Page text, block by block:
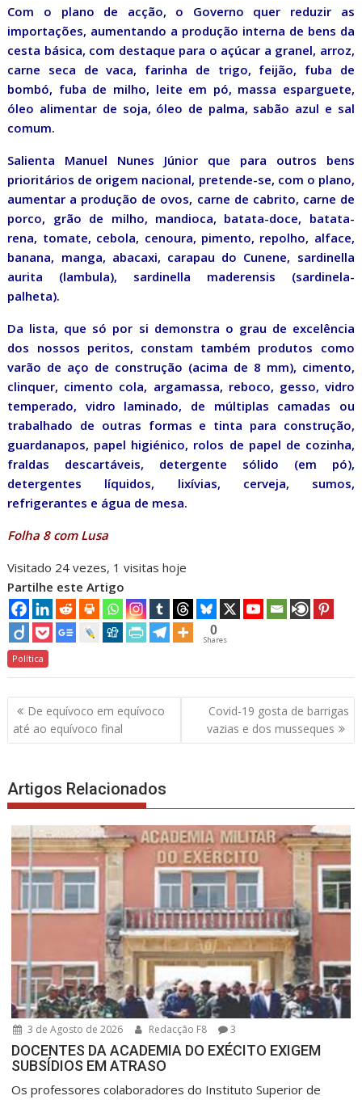
Com o plano de acção, o Governo quer reduzir as
importações, aumentando a produção interna de bens da
cesta básica, com destaque para o açúcar a granel, arroz,
carne seca de vaca, farinha de trigo, feijão, fuba de
bombó, fuba de milho, leite em pó, massa esparguete,
óleo alimentar de soja, óleo de palma, sabão azul e sal
comum.
Salienta Manuel Nunes Júnior que para outros bens
prioritários de origem nacional, pretende-se, com o plano,
aumentar a produção de ovos, carne de cabrito, carne de
porco, grão de milho, mandioca, batata-doce, batata-
rena, tomate, cebola, cenoura, pimento, repolho, alface,
banana, manga, abacaxi, carapau do Cunene, sardinella
aurita (lambula), sardinella maderensis (sardinela-
palheta).
Da lista, que só por si demonstra o grau de excelência
dos nossos peritos, constam também produtos como
varão de aço de construção (acima de 8 mm), cimento,
clinquer, cimento cola, argamassa, reboco, gesso, vidro
temperado, vidro laminado, de múltiplas camadas ou
trabalhado de outras formas e tinta para construção,
guardanapos, papel higiénico, rolos de papel de cozinha,
fraldas descartáveis, detergente sólido (em pó),
detergentes líquidos, lixívias, cerveja, sumos,
refrigerantes e água de mesa.
Folha 8 com Lusa
Visitado 24 vezes, 1 visitas hoje
Partilhe este Artigo
0
Shares
Política
Navegação
de
artigos
De equívoco em equívoco
até ao equívoco final
Covid-19 gosta de barrigas
vazias e dos musseques
Artigos Relacionados
3 de Agosto de 2026 Redacção F8 3
DOCENTES DA ACADEMIA DO EXÉCITO EXIGEM
SUBSÍDIOS EM ATRASO
Os professores colaboradores do Instituto Superior de